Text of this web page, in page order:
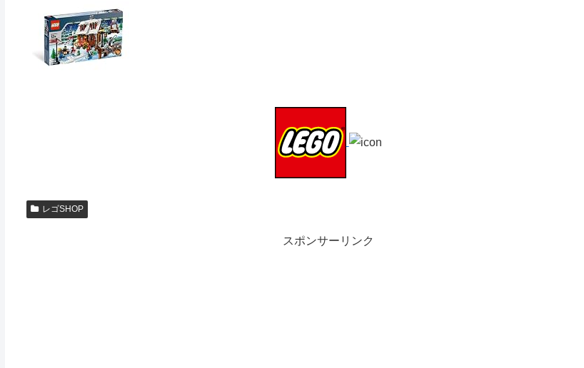
レゴSHOP
スポンサーリンク